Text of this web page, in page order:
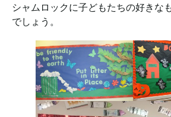
シャムロックに子どもたちの好きな
でしょう。